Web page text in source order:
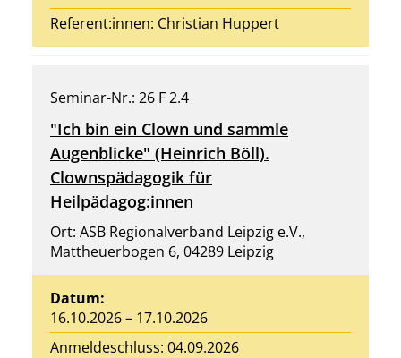
Referent:innen: Christian Huppert
Seminar-Nr.: 26 F 2.4
"Ich bin ein Clown und sammle
Augenblicke" (Heinrich Böll).
Clownspädagogik für
Heilpädagog:innen
Ort: ASB Regionalverband Leipzig e.V.,
Mattheuerbogen 6, 04289 Leipzig
Datum:
16.10.2026 – 17.10.2026
Anmeldeschluss: 04.09.2026